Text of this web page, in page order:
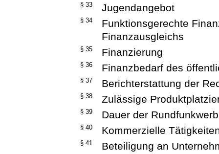
§ 33 Jugendangebot
§ 34
Funktionsgerechte
Finanzausgleichs
§ 35 Finanzierung
§ 36 Finanzbedarf des
§ 37 Berichterstattung der
§ 38 Zulässige
§ 39 Dauer der
§ 40 Kommerzielle
§ 41 Beteiligung an